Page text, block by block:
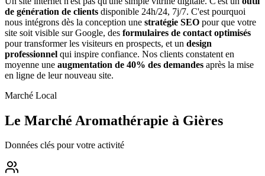
de génération de clients disponible 24h/24, 7j/7. C'est pourquoi
nous intégrons dès la conception une stratégie SEO pour que votre
site soit visible sur Google, des formulaires de contact optimisés
pour transformer les visiteurs en prospects, et un design
professionnel qui inspire confiance. Nos clients constatent en
moyenne une augmentation de 40% des demandes après la mise
en ligne de leur nouveau site.
Marché Local
Le Marché Aromathérapie à Gières
Données clés pour votre activité